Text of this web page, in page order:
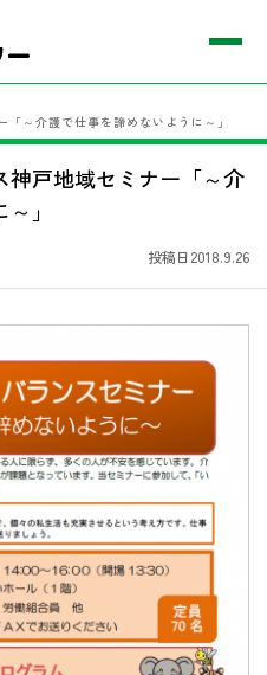
～介護で仕事を諦めないように～」
神戸地域セミナー「～介
」
投稿日2018.9.26